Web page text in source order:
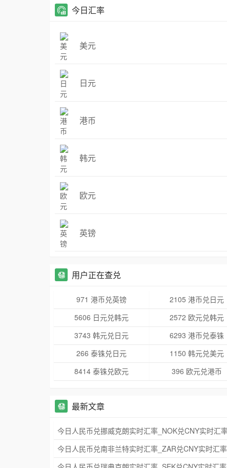
今日汇率
美元
日元
港币
韩元
欧元
英镑
用户正在查兑
971 港币兑英镑 2105 港币兑日元
5606 日元兑韩元
2572 欧元兑韩元
3743 韩元兑日元
6293 港币兑泰铢
266 泰铢兑日元
1150 韩元兑美元
8414 泰铢兑欧元
396 欧元兑港币
最新文章